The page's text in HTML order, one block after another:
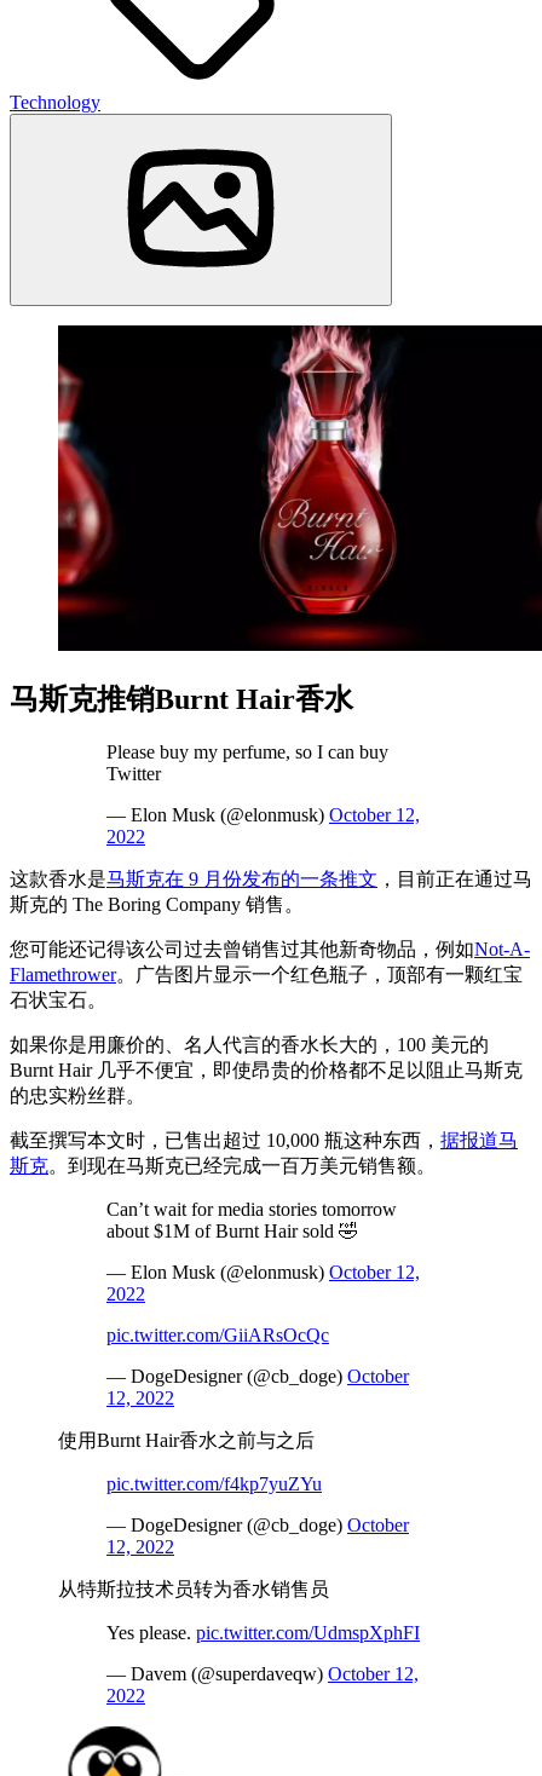
Technology
马斯克推销Burnt Hair香水
Please buy my perfume, so I can buy
Twitter
— Elon Musk (@elonmusk) October 12,
2022
这款香水是马斯克在 9 月份发布的一条推文 ，目前正在通过马
斯克的 The Boring Company 销售。
您可能还记得该公司过去曾销售过其他新奇物品，例如Not-A-
Flamethrower。广告图片显示一个红色瓶子，顶部有一颗红宝
石状宝石。
如果你是用廉价的、名人代言的香水长大的，100 美元的
Burnt Hair 几乎不便宜，即使昂贵的价格都不足以阻止马斯克
的忠实粉丝群。
截至撰写本文时，已售出超过 10,000 瓶这种东西， 据报道马
斯克。到现在马斯克已经完成一百万美元销售额。
Can’t wait for media stories tomorrow
about $1M of Burnt Hair sold 🤣
— Elon Musk (@elonmusk) October 12,
2022
pic.twitter.com/GiiARsOcQc
— DogeDesigner (@cb_doge) October
12, 2022
使用Burnt Hair香水之前与之后
pic.twitter.com/f4kp7yuZYu
— DogeDesigner (@cb_doge) October
12, 2022
从特斯拉技术员转为香水销售员
Yes please. pic.twitter.com/UdmspXphFI
— Davem (@superdaveqw) October 12,
2022